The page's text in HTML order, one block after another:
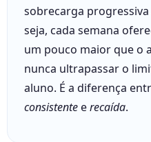
sobrecarga
seja, cada semana
um pouco maior que o
nunca ultrapassar o
aluno. É a diferença
consistenteerecaída.